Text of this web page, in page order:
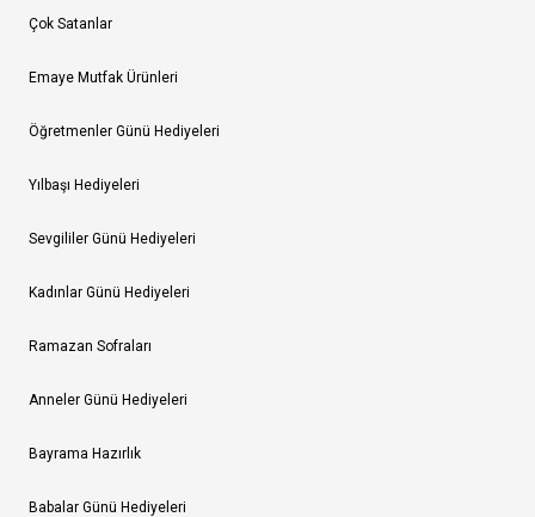
Çok Satanlar
Emaye Mutfak Ürünleri
Öğretmenler Günü Hediyeleri
Yılbaşı Hediyeleri
Sevgililer Günü Hediyeleri
Kadınlar Günü Hediyeleri
Ramazan Sofraları
Anneler Günü Hediyeleri
Bayrama Hazırlık
Babalar Günü Hediyeleri